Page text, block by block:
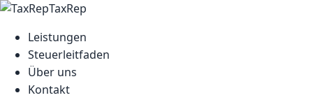
TaxRep
Leistungen
Steuerleitfaden
Über uns
Kontakt